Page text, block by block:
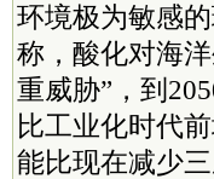
环境极为敏感
称，酸化对海
重威胁”，到
比工业化时代
能比现在减少